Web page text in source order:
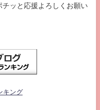
ッと応援よろしくお願い
キング